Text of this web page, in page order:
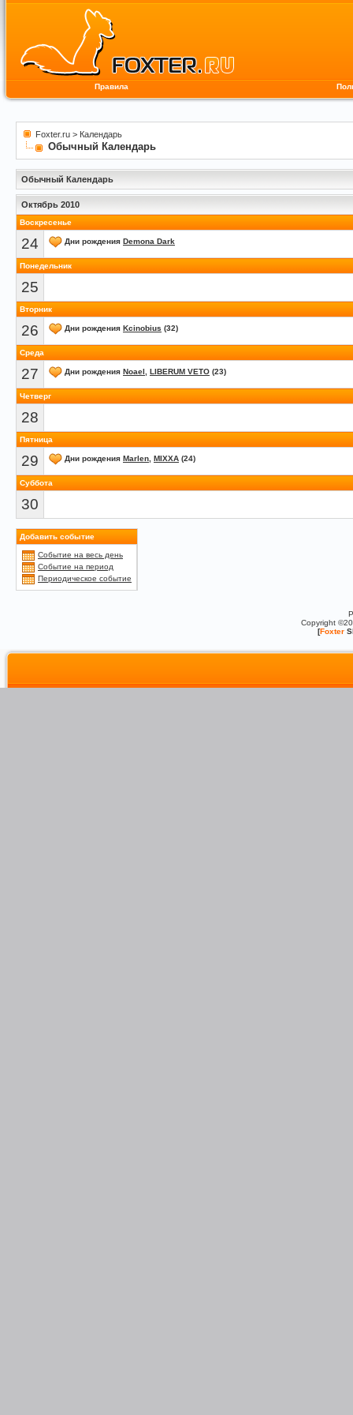
Правила
Foxter.ru > Календарь
Обычный Календарь
Обычный Календарь
Октябрь 2010
Воскресенье
24 Дни рождения Demona Dark
Понедельник
25
Вторник
26 Дни рождения Kcinobius (32)
Среда
27 Дни рождения Noael LIBERUM VETO (23)
Четверг
28
Пятница
29 Дни рождения Marlen MIXXA (24)
Суббота
30
Добавить событие
Событие на весь день
Событие на период
Периодическое событие
Copyright
[Foxter